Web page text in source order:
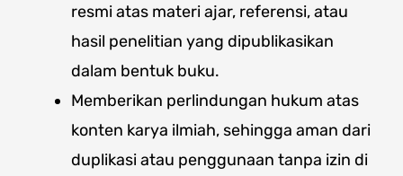
resmi atas materi ajar, referensi, atau
hasil penelitian yang dipublikasikan
dalam bentuk buku.
Memberikan perlindungan hukum atas
konten karya ilmiah, sehingga aman dari
duplikasi atau penggunaan tanpa izin di